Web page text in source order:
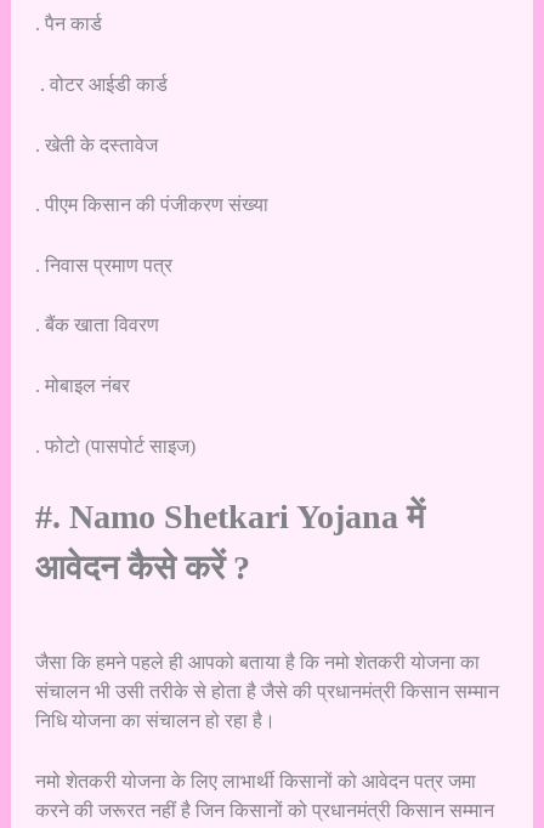
. पैन कार्ड
. वोटर आईडी कार्ड
. खेती के दस्तावेज
. पीएम किसान की पंजीकरण संख्या
. निवास प्रमाण पत्र
. बैंक खाता विवरण
. मोबाइल नंबर
. फोटो (पासपोर्ट साइज)
#. Namo Shetkari Yojana में
आवेदन कैसे करें ?
जैसा कि हमने पहले ही आपको बताया है कि नमो शेतकरी योजना का
संचालन भी उसी तरीके से होता है जैसे की प्रधानमंत्री किसान सम्मान
निधि योजना का संचालन हो रहा है।
नमो शेतकरी योजना के लिए लाभार्थी किसानों को आवेदन पत्र जमा
करने की जरूरत नहीं है जिन किसानों को प्रधानमंत्री किसान सम्मान